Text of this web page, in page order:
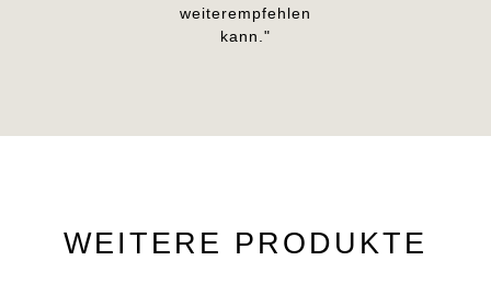
weiterempfehlen
kann."
WEITERE PRODUKTE